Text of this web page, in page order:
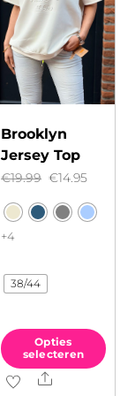
Brooklyn
Jersey Top
€19.99
prijs
was:
€14.95Huidige
prijs
is:
+4
38/44
Opties
selecteren
Dit
Share